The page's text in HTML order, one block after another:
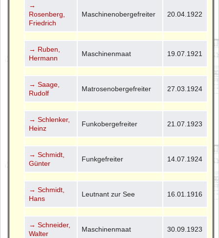
→
Rosenberg,
Friedrich
Maschinenobergefreiter 20.04.1922
→ Ruben,
Hermann
Maschinenmaat 19.07.1921
→ Saage,
Rudolf
Matrosenobergefreiter 27.03.1924
→ Schlenker,
Heinz
Funkobergefreiter 21.07.1923
→ Schmidt,
Günter
Funkgefreiter 14.07.1924
→ Schmidt,
Hans
Leutnant zur See 16.01.1916
→ Schneider,
Walter
Maschinenmaat 30.09.1923